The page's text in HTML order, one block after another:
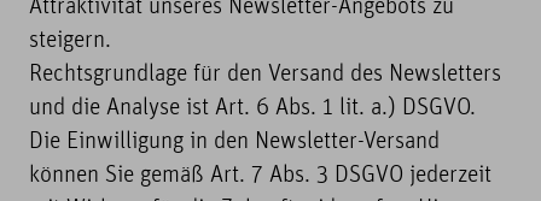
Attraktivität unseres Newsletter-Angebots zu
steigern.
Rechtsgrundlage für den Versand des Newsletters
und die Analyse ist Art. 6 Abs. 1 lit. a.) DSGVO.
Die Einwilligung in den Newsletter-Versand
können Sie gemäß Art. 7 Abs. 3 DSGVO jederzeit